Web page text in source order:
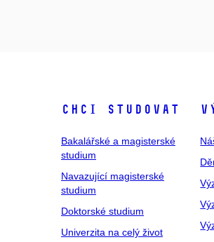
Chci studovat
Bakalářské a magisterské
studium
Navazující magisterské
studium
Doktorské studium
Univerzita na celý život